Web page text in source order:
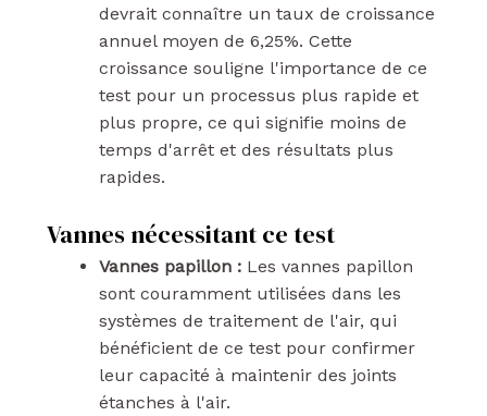
devrait connaître un taux de croissance
annuel moyen de 6,25%. Cette
croissance souligne l'importance de ce
test pour un processus plus rapide et
plus propre, ce qui signifie moins de
temps d'arrêt et des résultats plus
rapides.
Vannes nécessitant ce test
Vannes papillon : Les vannes papillon
sont couramment utilisées dans les
systèmes de traitement de l'air, qui
bénéficient de ce test pour confirmer
leur capacité à maintenir des joints
étanches à l'air.